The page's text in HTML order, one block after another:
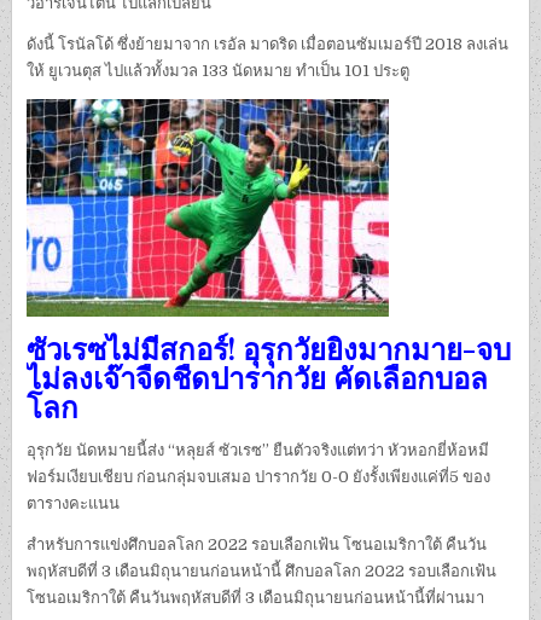
ดังนี้ โรนัลโด้ ซึ่งย้ายมาจาก เรอัล มาดริด เมื่อตอนซัมเมอร์ปี 2018 ลงเล่น
ให้ ยูเวนตุส ไปแล้วทั้งมวล 133 นัดหมาย ทำเป็น 101 ประตู
ซัวเรซไม่มีสกอร์! อุรุกวัยยิงมากมาย-จบ
ไม่ลงเจ๊าจืดชืดปารากวัย คัดเลือกบอล
โลก
อุรุกวัย นัดหมายนี้ส่ง “หลุยส์ ซัวเรซ” ยืนตัวจริงแต่ทว่า หัวหอกยี่ห้อหมี
ฟอร์มเงียบเชียบ ก่อนกลุ่มจบเสมอ ปารากวัย 0-0 ยังรั้งเพียงแค่ที่5 ของ
ตารางคะแนน
สำหรับการแข่งศึกบอลโลก 2022 รอบเลือกเฟ้น โซนอเมริกาใต้ คืนวัน
พฤหัสบดีที่ 3 เดือนมิถุนายนก่อนหน้านี้ ศึกบอลโลก 2022 รอบเลือกเฟ้น
โซนอเมริกาใต้ คืนวันพฤหัสบดีที่ 3 เดือนมิถุนายนก่อนหน้านี้ที่ผ่านมา